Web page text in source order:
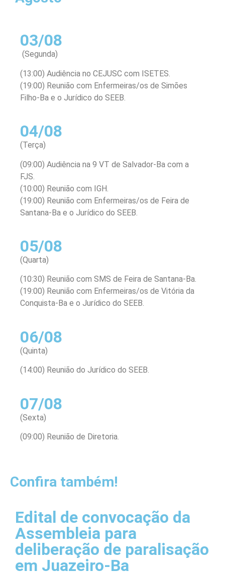
03/08
(Segunda)
(13:00) Audiência no CEJUSC com ISETES.
(19:00) Reunião com Enfermeiras/os de Simões
Filho-Ba e o Jurídico do SEEB.
04/08
(Terça)
(09:00) Audiência na 9 VT de Salvador-Ba com a
FJS.
(10:00) Reunião com IGH.
(19:00) Reunião com Enfermeiras/os de Feira de
Santana-Ba e o Jurídico do SEEB.
05/08
(Quarta)
(10:30) Reunião com SMS de Feira de Santana-Ba.
(19:00) Reunião com Enfermeiras/os de Vitória da
Conquista-Ba e o Jurídico do SEEB.
06/08
(Quinta)
(14:00) Reunião do Jurídico do SEEB.
07/08
(Sexta)
(09:00) Reunião de Diretoria.
Confira também!
Edital de convocação da
Assembleia para
deliberação de paralisação
em Juazeiro-Ba